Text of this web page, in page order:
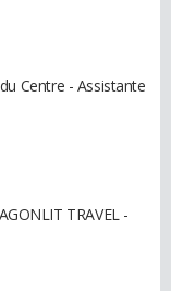
Centre - Assistante
TRAVEL -